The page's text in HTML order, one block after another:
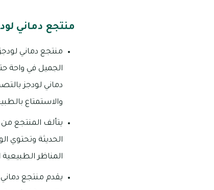
منتجع دماني
الجميل في واحة
دماني لودجز
والاستمتاع
يتألف المنتجع
الحديثة
المناظر الطبيعية
يقدم منتجع